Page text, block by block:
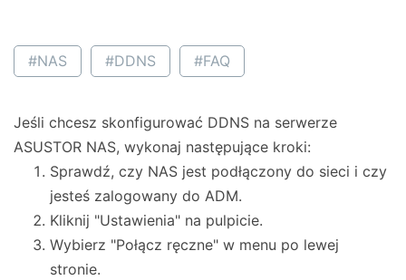
#NAS #DDNS #FAQ
Jeśli chcesz skonfigurować DDNS na serwerze
ASUSTOR NAS, wykonaj następujące kroki:
Sprawdź, czy NAS jest podłączony do sieci i czy
jesteś zalogowany do ADM.
Kliknij "Ustawienia" na pulpicie.
Wybierz "Połącz ręczne" w menu po lewej
stronie.